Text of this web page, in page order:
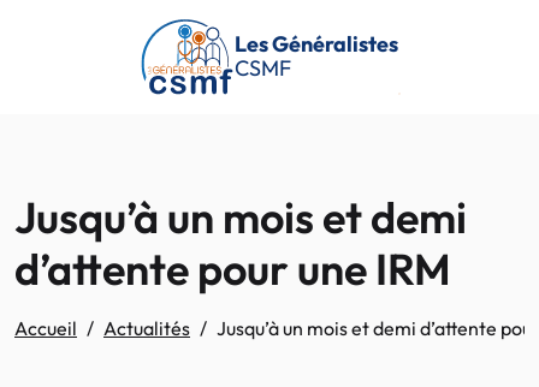
Passer au contenu principal
Les Généralistes
CSMF
Jusqu’à un mois et demi
d’attente pour une IRM
Accueil Actualités Jusqu’à un mois et demi d’attente